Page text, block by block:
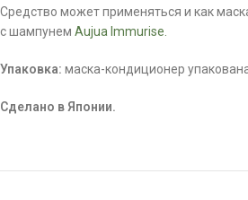
Средство может применяться и как
с шампунем Aujua Immurise.
Упаковка: маска-кондиционер
Сделано в Японии.